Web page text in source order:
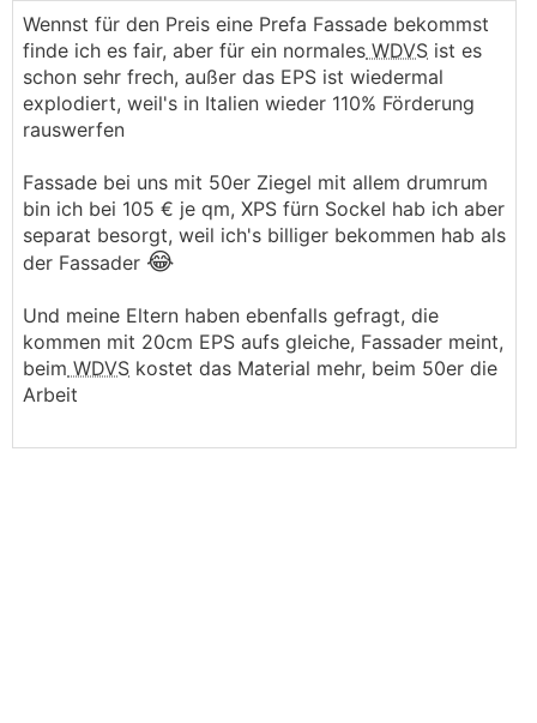
Wennst für den Preis eine Prefa Fassade bekommst
finde ich es fair, aber für ein normales WDVS ist es
schon sehr frech, außer das EPS ist wiedermal
explodiert, weil's in Italien wieder 110% Förderung
rauswerfen
Fassade bei uns mit 50er Ziegel mit allem drumrum
bin ich bei 105 € je qm, XPS fürn Sockel hab ich aber
separat besorgt, weil ich's billiger bekommen hab als
der Fassader 😂
Und meine Eltern haben ebenfalls gefragt, die
kommen mit 20cm EPS aufs gleiche, Fassader meint,
beim WDVS kostet das Material mehr, beim 50er die
Arbeit